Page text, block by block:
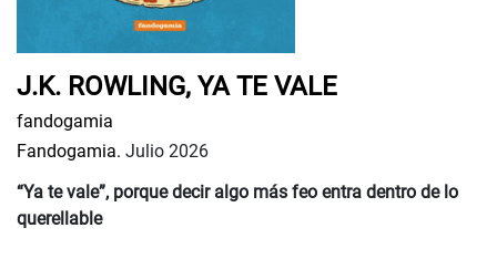
J.K. ROWLING, YA TE VALE
fandogamia
Fandogamia. Julio 2026
“Ya te vale”, porque decir algo más feo entra dentro de lo
querellable